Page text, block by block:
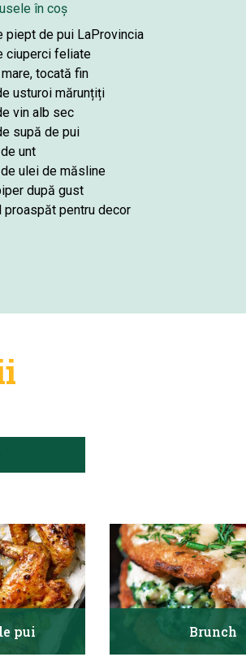
în coș
piept de pui LaProvincia
ciuperci feliate
tocată fin
usturoi mărunțiți
vin alb sec
supă de pui
unt
ulei de măsline
după gust
proaspăt pentru decor
pui Brunch